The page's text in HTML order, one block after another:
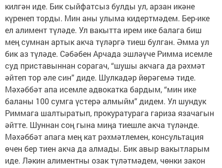
килгән иде. Бик сыйфатсыз булды ул, арзан икәне
күренеп торды. Мин аны улыма кидертмәдем. Бер-ике
ел алимент түләде. Ул вакытта ирем ике балага биш
мең сумнан артык акча түләргә тиеш булган. Әмма ул
бик аз түләде. Сәбәбен Арчада эшләүче Римма исемле
суд приставыннан сорагач, “шушы акчага да рәхмәт
әйтеп тор әле син” диде. Шулкадәр йөрәгемә тиде.
Мәхәббәт апа исемле адвокатка бардым, “мин ике
баланы 100 сумга үстерә алмыйм” дидем. Ул шундук
Риммага шалтыратып, прокуратурага гариза язачагын
әйтте. Шуннан соң гына миңа тиешле акча түләнде.
Мәхәббәт апага мең кат рәхмәтлемен, консультация
өчен бер тиен акча да алмады. Бик авыр вакытларым
иде. Ләкин алиментны озак түләтмәдем, чөнки закон